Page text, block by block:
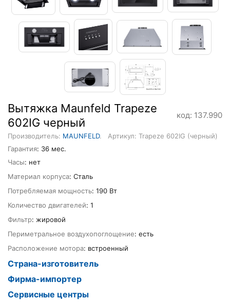
Вытяжка Maunfeld Trapeze
602IG черный
код: 137.990
Производитель: MAUNFELD.
Артикул: Trapeze 602IG (черный)
Гарантия: 36 мес.
Часы: нет
Материал корпуса: Сталь
Потребляемая мощность: 190 Вт
Количество двигателей: 1
Фильтр: жировой
Периметральное воздухопоглощение: есть
Расположение мотора: встроенный
Страна-изготовитель
Фирма-импортер
Сервисные центры